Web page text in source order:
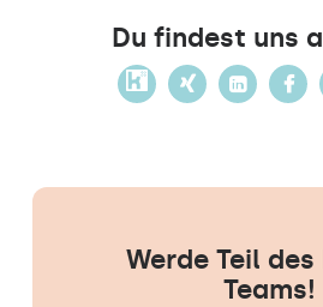
Du findest uns
Werde Teil des
Teams!